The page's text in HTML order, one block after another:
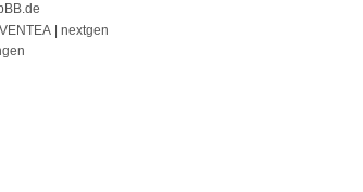
| nextgen